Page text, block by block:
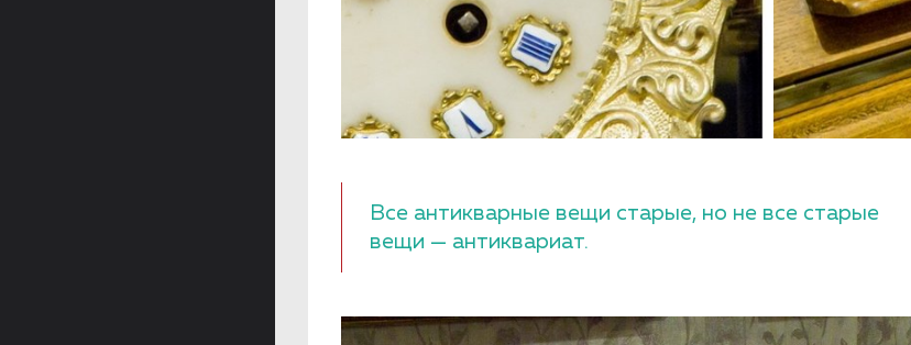
Все антикварные вещи старые, но не все старые
вещи — антиквариат.